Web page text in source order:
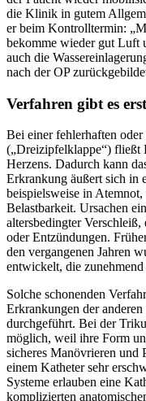
die Klinik in gutem
er beim Kontrolltermin:
bekomme wieder gut Luft
auch die
nach der OP
Verfahren gibt es
Bei einer fehlerhaften
(„Dreizipfelklappe“) fließt
Herzens. Dadurch kann
Erkrankung äußert sich in
beispielsweise in
Belastbarkeit. Ursachen
altersbedingter
oder Entzündungen.
den vergangenen Jahren
entwickelt, die
Solche schonenden
Erkrankungen der
durchgeführt. Bei der
möglich, weil ihre Form
sicheres Manövrieren und
einem Katheter sehr
Systeme erlauben eine
komplizierten